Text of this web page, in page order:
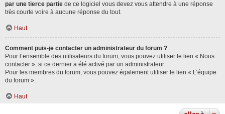
par une tierce partie de ce logiciel vous devez vous attendre à une réponse
très courte voire à aucune réponse du tout.
Haut
Comment puis-je contacter un administrateur du forum ?
Pour l’ensemble des utilisateurs du forum, vous pouvez utiliser le lien « Nous
contacter », si ce dernier a été activé par un administrateur.
Pour les membres du forum, vous pouvez également utiliser le lien « L’équipe
du forum ».
Haut